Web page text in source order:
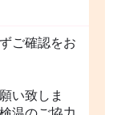
ご確認をお
い致しま